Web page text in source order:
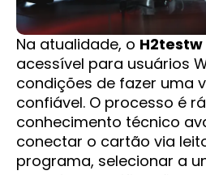
Na atualidade, o H2testw
acessível para usuários
condições de fazer uma
confiável. O processo é
conhecimento técnico
conectar o cartão via
programa, selecionar a